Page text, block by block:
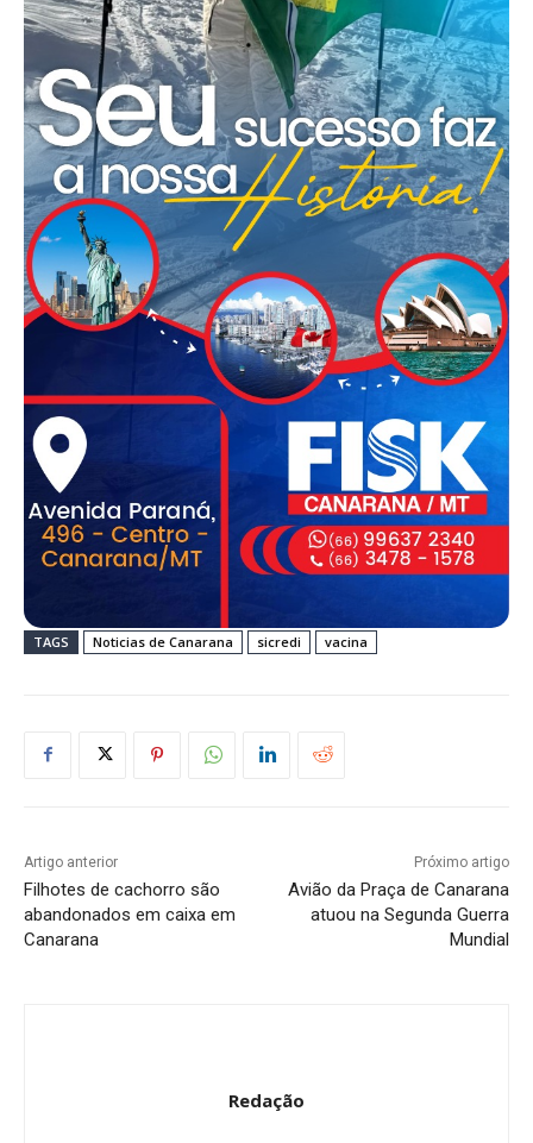
TAGS Noticias de Canarana sicredi vacina
Artigo anterior
Filhotes de cachorro são
abandonados em caixa em
Canarana
Próximo artigo
Avião da Praça de Canarana
atuou na Segunda Guerra
Mundial
Redação